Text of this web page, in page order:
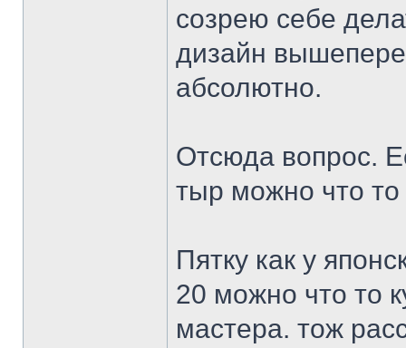
созрею себе
дизайн
абсолютно.
Отсюда вопрос.
тыр можно что
Пятку как у
20 можно что то
мастера. тож